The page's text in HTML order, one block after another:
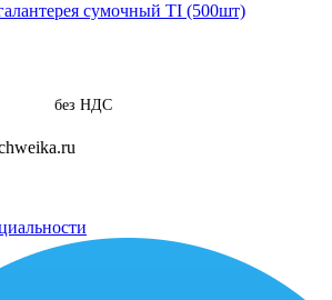
сумочный TI (500шт)
без НДС